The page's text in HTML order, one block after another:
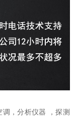
，分析仪器 ，探测